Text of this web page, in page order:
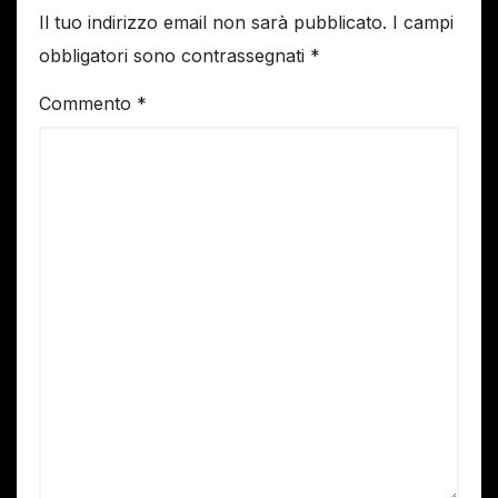
Il tuo indirizzo email non sarà pubblicato. I campi
obbligatori sono contrassegnati *
Commento *